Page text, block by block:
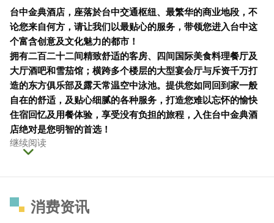
台中金典酒店，座落於台中交通枢纽、最繁华的商业地段，不
论您来自何方，请让我们以最贴心的服务，带领您进入台中这
个富含创意及文化魅力的都市！
拥有二百二十二间精致舒适的客房、四间国际美食料理餐厅及
大厅酒吧和雪茄馆；横跨多个楼层的大型宴会厅与斥资千万打
造的东方俱乐部及露天常温空中泳池。提供您如同回到家一般
自在的舒适，及贴心细腻的各种服务，打造您难以忘怀的愉快
住宿回忆及用餐体验，享受没有负担的旅程，入住台中金典酒
店绝对是您明智的首选！
继续阅读
消费资讯